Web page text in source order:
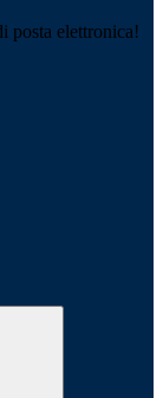
posta elettronica!